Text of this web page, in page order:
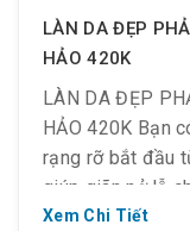
LÀN DA ĐẸP
HẢO 420K
LÀN DA ĐẸP
HẢO 420K Bạn
rạng rỡ bắt đầu
giúp giãn nở lỗ
ẩn sâu dưới da
Xem Chi Tiết